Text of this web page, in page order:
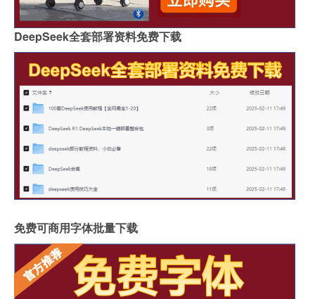
DeepSeek全套部署资料免费下载
免费可商用字体批量下载